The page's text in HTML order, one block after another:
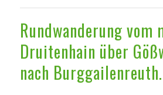
Rundwanderung vom
Druitenhain über
nach Burggailenreuth.